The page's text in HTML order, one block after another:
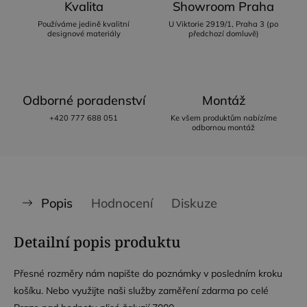
Kvalita
Používáme jedině kvalitní
designové materiály
Showroom Praha
U Viktorie 2919/1, Praha 3 (po
předchozí domluvě)
Odborné poradenství
+420 777 688 051
Montáž
Ke všem produktům nabízíme
odbornou montáž
Popis Hodnocení Diskuze
Detailní popis produktu
Přesné rozměry nám napište do poznámky v posledním kroku
košíku. Nebo využijte naši služby zaměření zdarma po celé